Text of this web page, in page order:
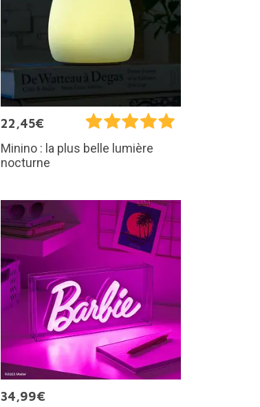
22,45€
Minino : la plus belle lumière
nocturne
34,99€